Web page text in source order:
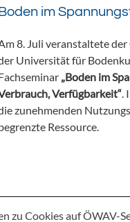
im
8. Juli veranstaltete
Universität für
„Boden im
Verfügbarkeit“.
zunehmenden
Ressource.
zu Cookies auf ÖWAV-